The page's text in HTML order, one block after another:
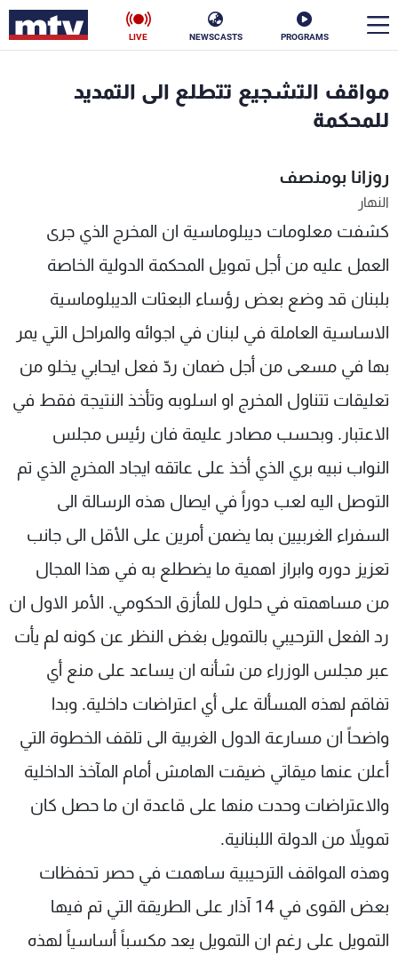
PROGRAMS
NEWSCASTS
LIVE
مواقف التشجيع تتطلع الى التمديد
للمحكمة
روزانا بومنصف
النهار
كشفت معلومات ديبلوماسية ان المخرج الذي جرى
العمل عليه من أجل تمويل المحكمة الدولية الخاصة
بلبنان قد وضع بعض رؤساء البعثات الديبلوماسية
الاساسية العاملة في لبنان في اجوائه والمراحل التي يمر
بها في مسعى من أجل ضمان ردّ فعل ايحابي يخلو من
تعليقات تتناول المخرج او اسلوبه وتأخذ النتيجة فقط في
الاعتبار. وبحسب مصادر عليمة فان رئيس مجلس
النواب نبيه بري الذي أخذ على عاتقه ايجاد المخرج الذي تم
التوصل اليه لعب دوراً في ايصال هذه الرسالة الى
السفراء الغربيين بما يضمن أمرين على الأقل الى جانب
تعزيز دوره وابراز اهمية ما يضطلع به في هذا المجال
من مساهمته في حلول للمأزق الحكومي. الأمر الاول ان
رد الفعل الترحيبي بالتمويل بغض النظر عن كونه لم يأت
عبر مجلس الوزراء من شأنه ان يساعد على منع أي
تفاقم لهذه المسألة على أي اعتراضات داخلية. وبدا
واضحاً ان مسارعة الدول الغربية الى تلقف الخطوة التي
أعلن عنها ميقاتي ضيقت الهامش أمام المآخذ الداخلية
والاعتراضات وحدت منها على قاعدة ان ما حصل كان
تمويلاً من الدولة اللبنانية.
وهذه المواقف الترحيبية ساهمت في حصر تحفظات
بعض القوى في 14 آذار على الطريقة التي تم فيها
التمويل على رغم ان التمويل يعد مكسباً أساسياً لهذه
الأخبار
إقتصاد
رياضة
البرامج
جدول البرامج
الترددات
عن MTV
لاعلاناتكم
وظائف
شروط الإسـتخدام